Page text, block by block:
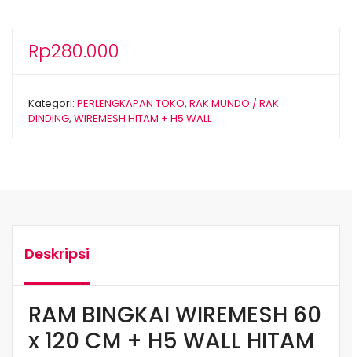
Rp280.000
Kategori: PERLENGKAPAN TOKO, RAK MUNDO / RAK
DINDING, WIREMESH HITAM + H5 WALL
Deskripsi
RAM BINGKAI WIREMESH 60
x 120 CM + H5 WALL HITAM